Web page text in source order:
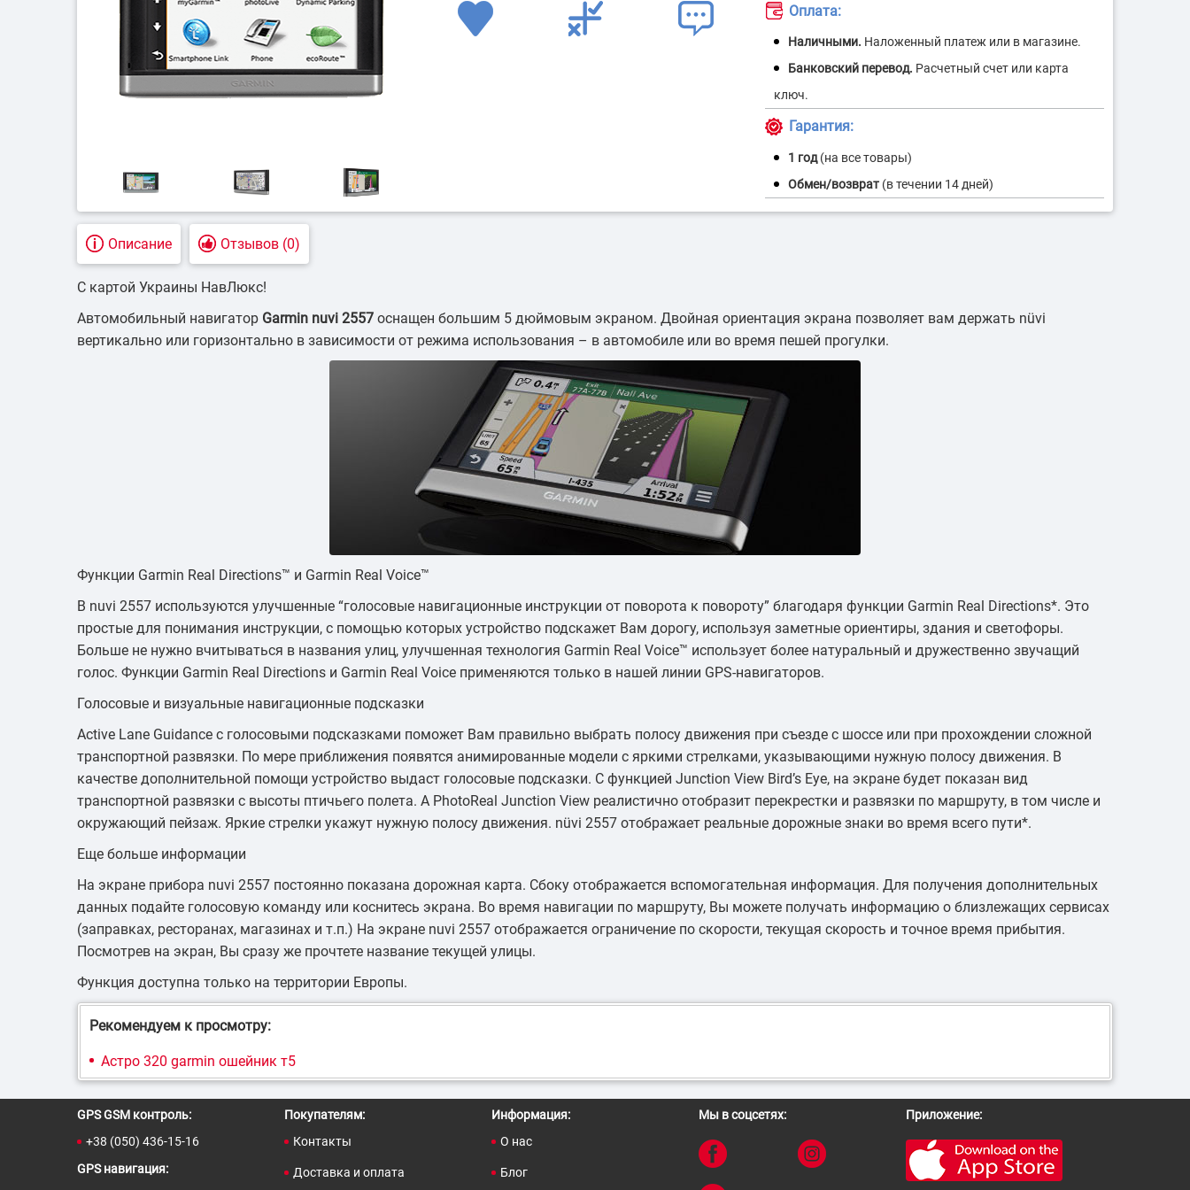
Подземный транспорт Контроль оборота топлива
Мониторинг контейнерных
перевозок
Контроль дорожной
техники
Описание Отзывов (0)
C картой Украины НавЛюкс!
Автомобильный навигатор Garmin nuvi 2557 оснащен большим 5 дюймовым экраном. Двойная ориентация экрана позволяет вам держать nüvi
вертикально или горизонтально в зависимости от режима использования – в автомобиле или во время пешей прогулки.
Функции Garmin Real Directions™ и Garmin Real Voice™
В nuvi 2557 используются улучшенные “голосовые навигационные инструкции от поворота к повороту” благодаря функции Garmin Real Directions*. Это
простые для понимания инструкции, с помощью которых устройство подскажет Вам дорогу, используя заметные ориентиры, здания и светофоры.
Больше не нужно вчитываться в названия улиц, улучшенная технология Garmin Real Voice™ использует более натуральный и дружественно звучащий
голос. Функции Garmin Real Directions и Garmin Real Voice применяются только в нашей линии GPS-навигаторов.
Голосовые и визуальные навигационные подсказки
Active Lane Guidance с голосовыми подсказками поможет Вам правильно выбрать полосу движения при съезде с шоссе или при прохождении сложной
транспортной развязки. По мере приближения появятся анимированные модели с яркими стрелками, указывающими нужную полосу движения. В
качестве дополнительной помощи устройство выдаст голосовые подсказки. С функцией Junction View Bird’s Eye, на экране будет показан вид
транспортной развязки с высоты птичьего полета. А PhotoReal Junction View реалистично отобразит перекрестки и развязки по маршруту, в том числе и
окружающий пейзаж. Яркие стрелки укажут нужную полосу движения. nüvi 2557 отображает реальные дорожные знаки во время всего пути*.
Еще больше информации
На экране прибора nuvi 2557 постоянно показана дорожная карта. Сбоку отображается вспомогательная информация. Для получения дополнительных
данных подайте голосовую команду или коснитесь экрана. Во время навигации по маршруту, Вы можете получать информацию о близлежащих сервисах
(заправках, ресторанах, магазинах и т.п.) На экране nuvi 2557 отображается ограничение по скорости, текущая скорость и точное время прибытия.
Посмотрев на экран, Вы сразу же прочтете название текущей улицы.
Функция доступна только на территории Европы.
Рекомендуем к просмотру:
Астро 320 garmin ошейник т5